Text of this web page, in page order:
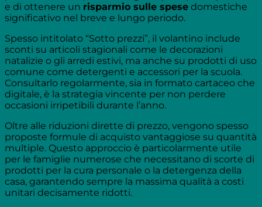
e di ottenere un risparmio sulle spese domestiche
significativo nel breve e lungo periodo.
Spesso intitolato “Sotto prezzi”, il volantino include
sconti su articoli stagionali come le decorazioni
natalizie o gli arredi estivi, ma anche su prodotti di uso
comune come detergenti e accessori per la scuola.
Consultarlo regolarmente, sia in formato cartaceo che
digitale, è la strategia vincente per non perdere
occasioni irripetibili durante l’anno.
Oltre alle riduzioni dirette di prezzo, vengono spesso
proposte formule di acquisto vantaggiose su quantità
multiple. Questo approccio è particolarmente utile
per le famiglie numerose che necessitano di scorte di
prodotti per la cura personale o la detergenza della
casa, garantendo sempre la massima qualità a costi
unitari decisamente ridotti.